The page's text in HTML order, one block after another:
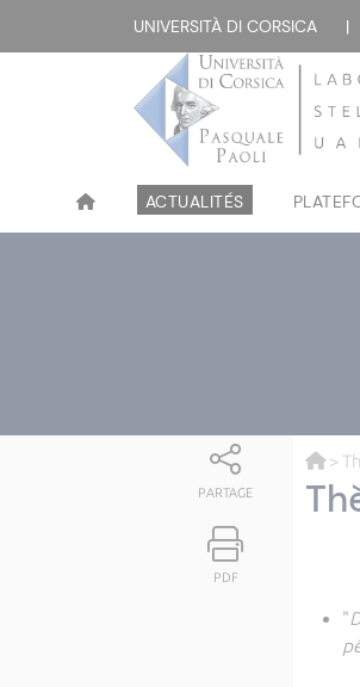
UNIVERSITÀ DI CORSICA
ACTUALITÉS
PARTAGE
PDF
>
"